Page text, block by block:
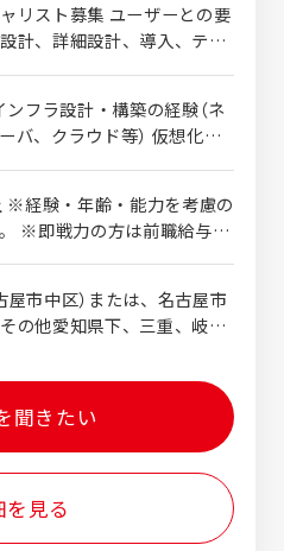
集 ユーザーとの要
計、詳細設計、導入、テス
だからこそできる経験、ス
なメリットがございます。
フラ全般の設計・構築から運
当していただきます。具体
応フェーズを含みます。
GCP等） 仮想化技術
V等） システム運用 ご経
ェクトも多数あります。 自社
構内請負案件もございま
構築 クラウドインフラの設
Azure、GCP） セキュリテ
・実装（ファイアウォー
ンフラ設計・構築の経験（ネ
バ、クラウド等） 仮想化技
使用技術】
サーバ Cisco、Juniper、
ワーク機器 VMware、
化技術 AWS、Azure、
サービス Ansible、
に準じた運用経験
※経験・年齢・能力を考慮の
※即戦力の方は前職給与を
屋市中区）または、名古屋市
の他愛知県下、三重、岐阜
聞きたい
を見る